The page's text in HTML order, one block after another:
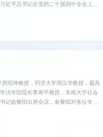
近平总书记在党的二十届四中全会上的
、战略任务和重大举措，系统解读了全
绍坤教授，同济大学周汉华教授，最高
法学院院长李寿平教授，东南大学社会
记俞黎阳出席会议。俞黎阳对各位专家
间，法学院抢抓机遇、真抓实干，各项